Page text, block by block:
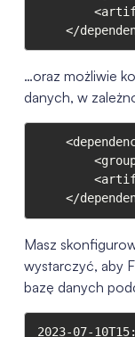
</
…oraz możliwie
danych, w
</
Masz
wystarczyć, aby
bazę danych
2023-07-